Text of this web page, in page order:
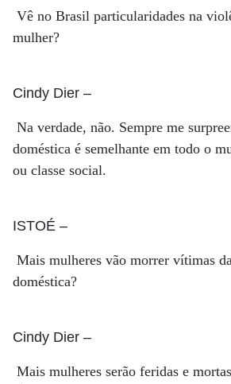
Vê no Brasil particularidades na
mulher?
Cindy Dier –
Na verdade, não. Sempre me
doméstica é semelhante em todo o
ou classe social.
ISTOÉ –
Mais mulheres vão morrer vítimas
doméstica?
Cindy Dier –
Mais mulheres serão feridas e